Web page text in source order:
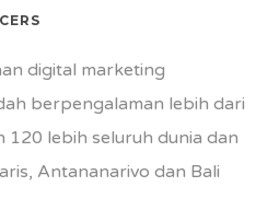
digital marketing
berpengalaman lebih dari
120 lebih seluruh dunia dan
Antananarivo dan Bali